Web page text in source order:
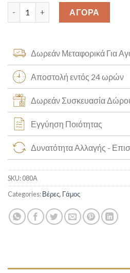
Βέρες Γάμου K14 Δίχρωμες [080Α]
ΑΓΟΡΑ
Δωρεάν Μεταφορικά Για
Αποστολή εντός 24 ωρών
Δωρεάν Συσκευασία
Εγγύηση Ποιότητας
Δυνατότητα Αλλαγής -
SKU:080Α
Categories:Βέρες, Γάμος